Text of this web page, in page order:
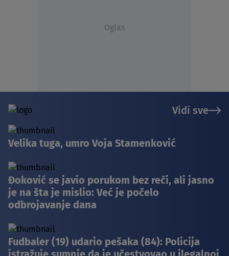
Oglas
Vidi sve
Velika tuga, umro Voja Stamenković
Đoković se javio porukom bez reči, ali jasno
je na šta je mislio: Već je počelo
odbrojavanje dana
Fudbaler (19) udario pešaka (84): Policija